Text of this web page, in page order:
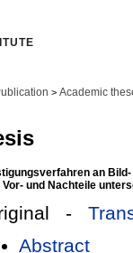
> Academic
an
Vor- und Nachteile
-
Abstract